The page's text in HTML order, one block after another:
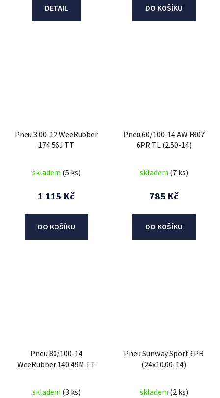
DETAIL DO KOŠÍKU
Pneu 3.00-12 WeeRubber
174 56J TT
skladem (5 ks)
1 115 Kč
DO KOŠÍKU
Pneu 60/100-14 AW F807
6PR TL (2.50-14)
skladem (7 ks)
785 Kč
DO KOŠÍKU
Pneu 80/100-14
WeeRubber 140 49M TT
skladem (3 ks)
Pneu Sunway Sport 6PR
(24x10.00-14)
skladem (2 ks)